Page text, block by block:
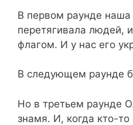
В первом раунде наша
перетягивала людей,
флагом. И у нас его
В следующем раунде
Но в третьем раунде
знамя. И, когда кто-